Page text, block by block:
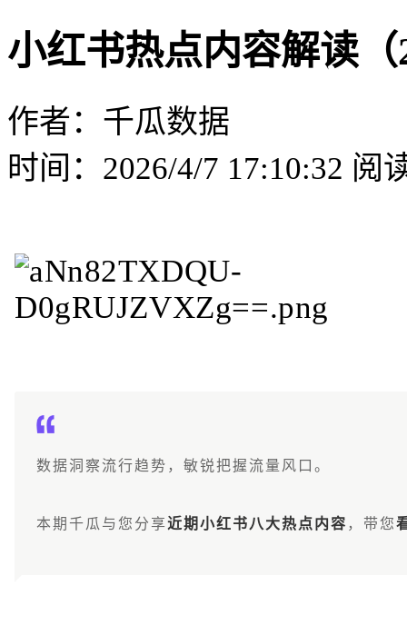
小红书热点内容解读
作者：千瓜数据
时间：2026/4/7 17:10:32 阅
数据洞察流行趋势，敏锐把握流量风口。
本期千瓜与您分享近期小红书八大热点内容 ，带您